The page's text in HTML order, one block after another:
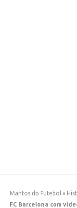
Mantos do Futebol »
FC Barcelona com